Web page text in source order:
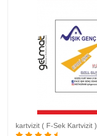
kartvizit ( F-Sek Kartvizit )